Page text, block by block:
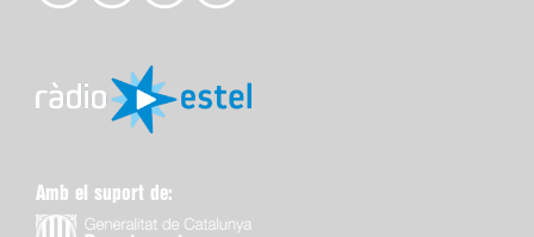
Amb el suport de: